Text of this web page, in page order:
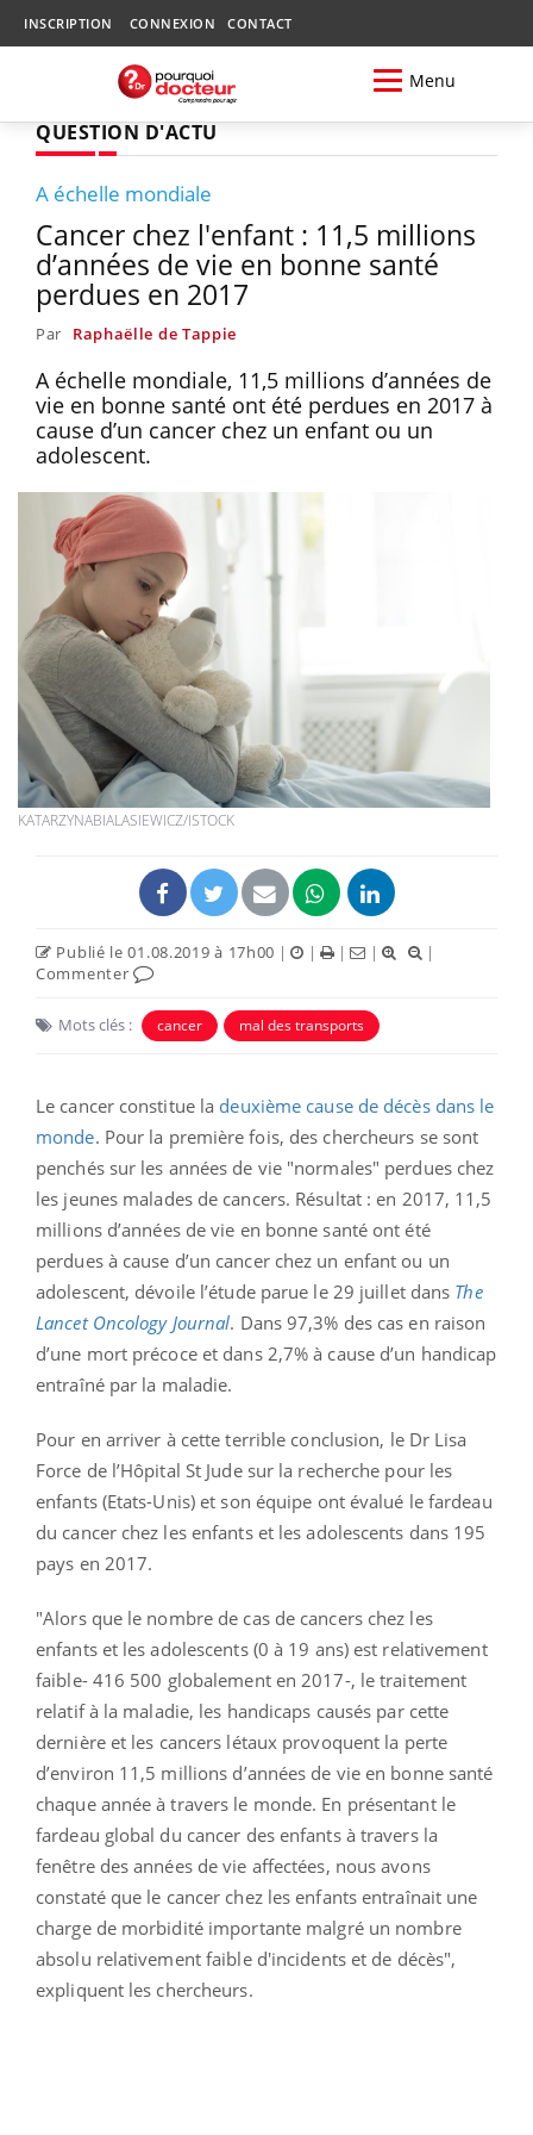
INSCRIPTION CONNEXION CONTACT
Menu
QUESTION D'ACTU
A échelle mondiale
Cancer chez l'enfant : 11,5 millions
d’années de vie en bonne santé
perdues en 2017
Par Raphaëlle de Tappie
A échelle mondiale, 11,5 millions d’années de
vie en bonne santé ont été perdues en 2017 à
cause d’un cancer chez un enfant ou un
adolescent.
KATARZYNABIALASIEWICZ/ISTOCK
Publié le 01.08.2019 à 17h00 | | | |
|
Commenter
Mots clés : cancer mal des transports
Le cancer constitue la deuxième cause de décès dans le
monde. Pour la première fois, des chercheurs se sont
penchés sur les années de vie "normales" perdues chez
les jeunes malades de cancers. Résultat : en 2017, 11,5
millions d’années de vie en bonne santé ont été
perdues à cause d’un cancer chez un enfant ou un
adolescent, dévoile l’étude parue le 29 juillet dans The
Lancet Oncology Journal. Dans 97,3% des cas en raison
d’une mort précoce et dans 2,7% à cause d’un handicap
entraîné par la maladie.
Pour en arriver à cette terrible conclusion, le Dr Lisa
Force de l’Hôpital St Jude sur la recherche pour les
enfants (Etats-Unis) et son équipe ont évalué le fardeau
du cancer chez les enfants et les adolescents dans 195
pays en 2017.
"Alors que le nombre de cas de cancers chez les
enfants et les adolescents (0 à 19 ans) est relativement
faible- 416 500 globalement en 2017-, le traitement
relatif à la maladie, les handicaps causés par cette
dernière et les cancers létaux provoquent la perte
d’environ 11,5 millions d’années de vie en bonne santé
chaque année à travers le monde. En présentant le
fardeau global du cancer des enfants à travers la
fenêtre des années de vie affectées, nous avons
constaté que le cancer chez les enfants entraînait une
charge de morbidité importante malgré un nombre
absolu relativement faible d'incidents et de décès",
expliquent les chercheurs.